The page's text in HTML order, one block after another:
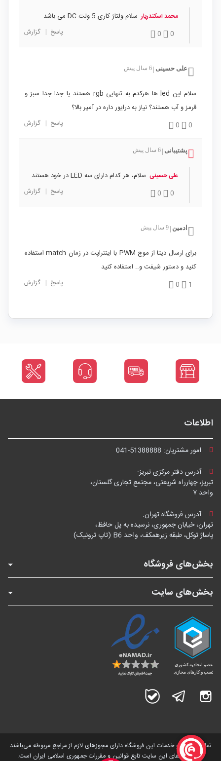
محمد اسکندریار سلام ولتاژ کاری 5 ولت DC می باشد
0
0 پاسخ | گزارش
علی حسینی | 6 سال پیش
سلام این led ها هرکدم به تنهایی rgb هستند یا جدا جدا سبز و
قرمز و آب هستند؟ نیاز به درایور داره در آمپر بالا؟
0
0 پاسخ | گزارش
پشتیبانی | 6 سال پیش
علی حسینی سلام، هر کدام دارای سه LED در خود هستند
0
0 پاسخ | گزارش
ادمین | 9 سال پیش
برای ارسال دیتا از موج PWM با اینتراپت در زمان match استفاده
کنید و دستور شیفت و.. استفاده کنید
1
0 پاسخ | گزارش
اطلاعات
امور مشتریان: 041-51388888
آدرس دفتر مرکزی تبریز:
تبریز، چهارراه شریعتی، مجتمع تجاری گلستان،
واحد ۷
آدرس فروشگاه تهران:
تهران، خیابان جمهوری، نرسیده به پل حافظ،
پاساژ توکل، طبقه زیرهمکف، واحد B6 (تاپ ترونیک)
بخش‌های فروشگاه
بخش‌های سایت
اینستاگرام تلگرام
تمامی کالاها و خدمات این فروشگاه دارای مجوز‌های لازم از مراجع مربوطه می‌باشند
و فعالیت های این سایت تابع قوانین و مقررات جمهوری اسلامی ایران است.